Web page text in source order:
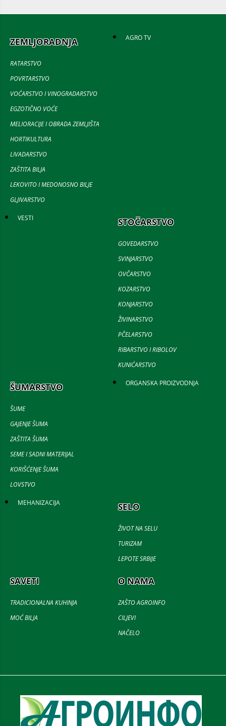
ZEMLJORADNJA
RATARSTVO
POVRTARSTVO
VOĆARSTVO I VINOGRADARSTVO
EGZOTIČNO VOĆE
MELIORACIJE I OBRADA ZEMLJIŠTA
HORTIKULTURA
LIVADARSTVO
ZAŠTITA BILJA
LEKOVITO I MEDONOSNO BILJE
GLJIVARSTVO
AGRO TV
VESTI STOČARSTVO
GOVEDARSTVO
SVINJARSTVO
OVČARSTVO
KOZARSTVO
KONJARSTVO
ŽIVINARSTVO
PČELARSTVO
RIBARSTVO I RIBOLOV
KUNIĆARSTVO
ŠUMARSTVO
ŠUME
GAJENJE ŠUMA
ZAŠTITA ŠUMA
SEME I SADNI MATERIJAL
KORIŠĆENJE ŠUMA
LOVSTVO
ORGANSKA PROIZVODNJA
MEHANIZACIJA SELO
ŽIVOT NA SELU
TURIZAM
LEPOTE SRBIJE
SAVETI
TRADICIONALNA KUHINJA
MOĆ BILJA
O NAMA
ZAŠTO AGROINFO
CILJEVI
NAČELO